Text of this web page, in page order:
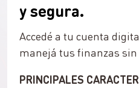
y segura.
Accedé a tu cuenta
manejá tus finanzas sin
PRINCIPALES